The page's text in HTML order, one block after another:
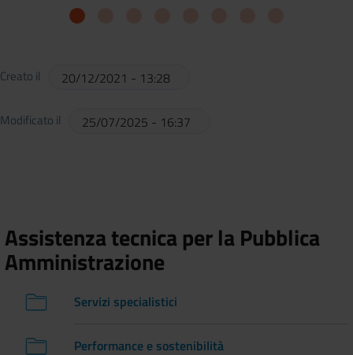
Creato il 20/12/2021 - 13:28
Modificato il 25/07/2025 - 16:37
Assistenza tecnica per la Pubblica
Amministrazione
Servizi specialistici
Performance e sostenibilità